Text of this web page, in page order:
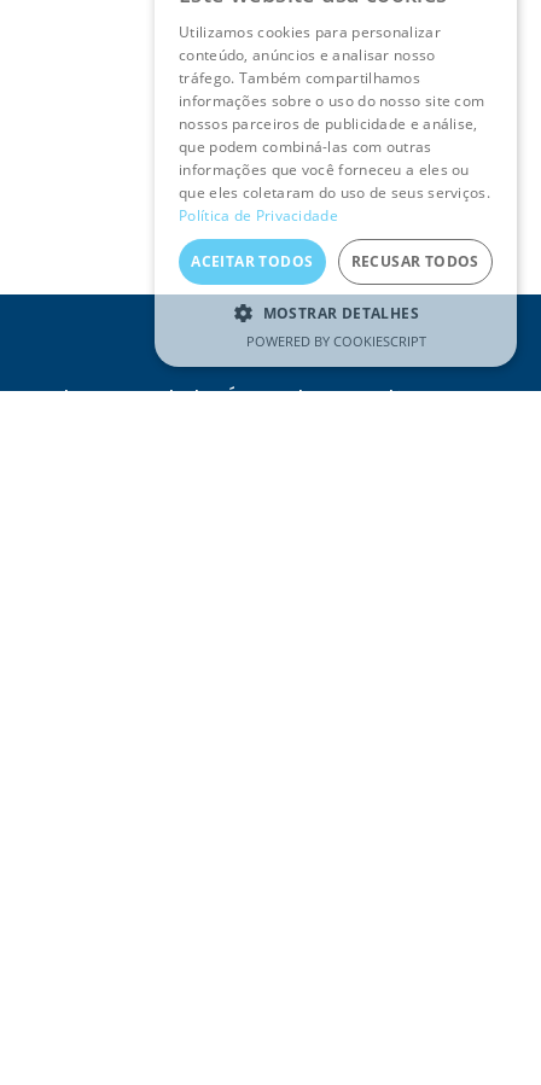
Receba as novidades Águas do Tejo Atlântico no seu
Utilizamos cookies para personalizar
conteúdo, anúncios e analisar nosso
tráfego. Também compartilhamos
informações sobre o uso do nosso site com
nossos parceiros de publicidade e análise,
que podem combiná-las com outras
informações que você forneceu a eles ou
que eles coletaram do uso de seus serviços.
Política de Privacidade
ACEITAR TODOS RECUSAR TODOS
MOSTRAR DETALHES
POWERED BY COOKIESCRIPT